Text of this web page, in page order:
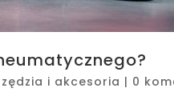
i akcesoria | 0